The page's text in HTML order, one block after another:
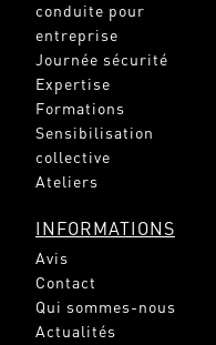
conduite pour
entreprise
Journée sécurité
Expertise
Formations
Sensibilisation
collective
Ateliers
INFORMATIONS
Avis
Contact
Qui sommes-nous
Actualités